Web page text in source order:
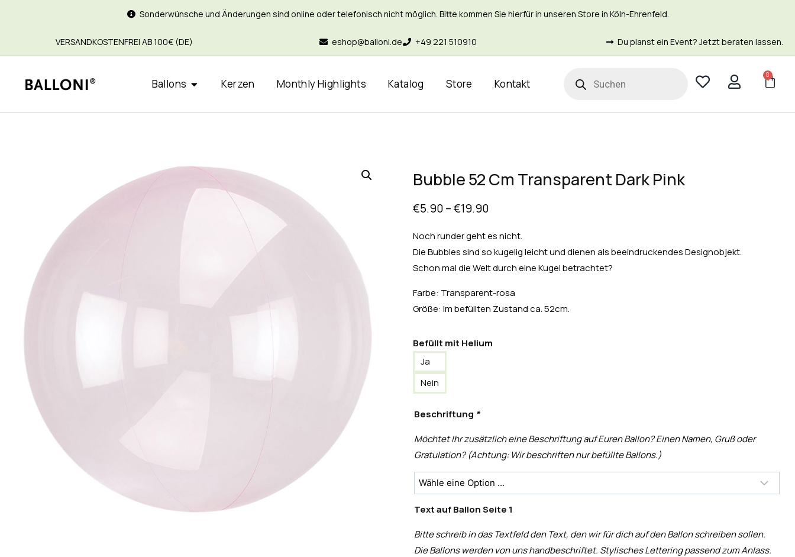
Sonderwünsche und Änderungen sind online oder telefonisch nicht möglich. Bitte kommen Sie hierfür in unseren Store in Köln-Ehrenfeld.
VERSANDKOSTENFREI AB 100€ (DE) eshop@balloni.de +49 221 510910 Du planst ein Event? Jetzt beraten lassen.
Ballons Kerzen Monthly Highlights Katalog Store Kontakt
0
Bubble 52 Cm Transparent Dark Pink
€5.90–€19.90
Noch runder geht es nicht.
Die Bubbles sind so kugelig leicht und dienen als beeindruckendes Designobjekt.
Schon mal die Welt durch eine Kugel betrachtet?
Farbe: Transparent-rosa
Größe: Im befüllten Zustand ca. 52cm.
Befüllt mit Helium
Ja
Nein
Beschriftung *
Möchtet Ihr zusätzlich eine Beschriftung auf Euren Ballon? Einen Namen, Gruß oder
Gratulation? (Achtung: Wir beschriften nur befüllte Ballons.)
Text auf Ballon Seite 1
Bitte schreib in das Textfeld den Text, den wir für dich auf den Ballon schreiben sollen.
Die Ballons werden von uns handbeschriftet. Stylisches Lettering passend zum Anlass.